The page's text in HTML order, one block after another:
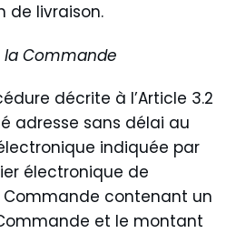
de livraison.
la Commande
décrite à l’Article 3.2
adresse sans délai au
indiquée par
électronique de
contenant un
et le montant